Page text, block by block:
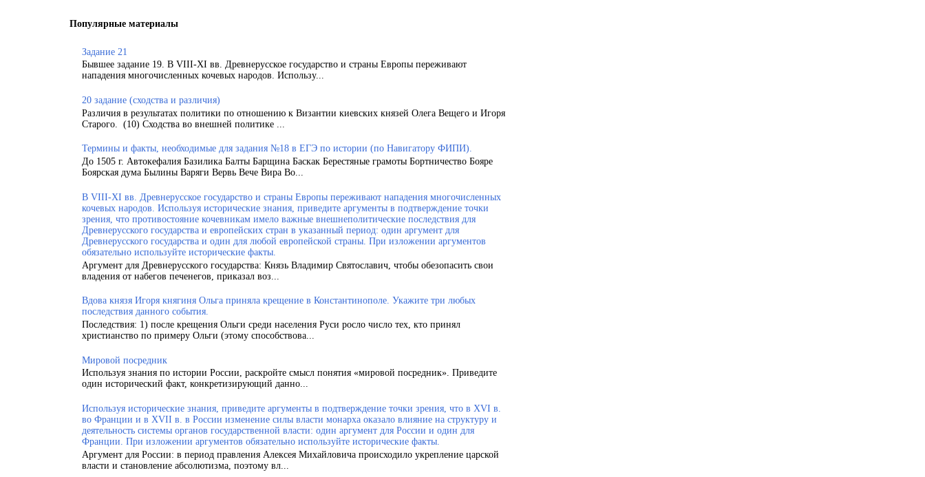
Популярные материалы
Задание 21
Бывшее задание 19. В VIII-XI вв. Древнерусское государство и страны Европы переживают
нападения многочисленных кочевых народов. Использу...
20 задание (сходства и различия)
Различия в результатах политики по отношению к Византии киевских князей Олега Вещего и Игоря
Старого. (10) Сходства во внешней политике ...
Термины и факты, необходимые для задания №18 в ЕГЭ по истории (по Навигатору ФИПИ).
До 1505 г. Автокефалия Базилика Балты Барщина Баскак Берестяные грамоты Бортничество Бояре
Боярская дума Былины Варяги Вервь Вече Вира Во...
В VIII-XI вв. Древнерусское государство и страны Европы переживают нападения многочисленных
кочевых народов. Используя исторические знания, приведите аргументы в подтверждение точки
зрения, что противостояние кочевникам имело важные внешнеполитические последствия для
Древнерусского государства и европейских стран в указанный период: один аргумент для
Древнерусского государства и один для любой европейской страны. При изложении аргументов
обязательно используйте исторические факты.
Аргумент для Древнерусского государства: Князь Владимир Святославич, чтобы обезопасить свои
владения от набегов печенегов, приказал воз...
Вдова князя Игоря княгиня Ольга приняла крещение в Константинополе. Укажите три любых
последствия данного события.
Последствия: 1) после крещения Ольги среди населения Руси росло число тех, кто принял
христианство по примеру Ольги (этому способствова...
Мировой посредник
Используя знания по истории России, раскройте смысл понятия «мировой посредник». Приведите
один исторический факт, конкретизирующий данно...
Используя исторические знания, приведите аргументы в подтверждение точки зрения, что в XVI в.
во Франции и в XVII в. в России изменение силы власти монарха оказало влияние на структуру и
деятельность системы органов государственной власти: один аргумент для России и один для
Франции. При изложении аргументов обязательно используйте исторические факты.
Аргумент для России: в период правления Алексея Михайловича происходило укрепление царской
власти и становление абсолютизма, поэтому вл...